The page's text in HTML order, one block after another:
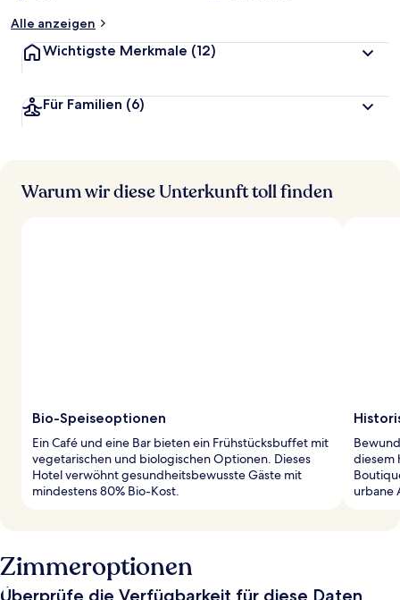
Alle anzeigen
Wichtigste Merkmale (12)
Für Familien (6)
Warum wir diese Unterkunft toll finden
Bio-Speiseoptionen
Ein Café und eine Bar bieten ein Frühstücksbuffet mit
vegetarischen und biologischen Optionen. Dieses
Hotel verwöhnt gesundheitsbewusste Gäste mit
mindestens 80% Bio-Kost.
diesem
urbane
Zimmeroptionen
Überprüfe die Verfügbarkeit für diese Daten